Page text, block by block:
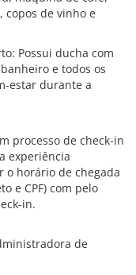
copos de vinho e
Possui ducha com
e todos os
estar durante a
processo de check-in
experiência
o horário de chegada
e CPF) com pelo
in.
de